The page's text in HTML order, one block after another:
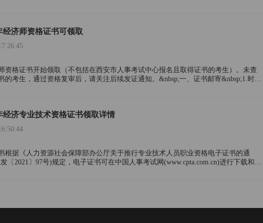
经济师资格证书可领取
资格证书开始领取（不包括在西安市人事考试中心报名且取得证书的考生）。未查
的考生，通过资格复审后，请关注后续发证通知。&nbsp;一、证书邮寄&nbsp;1.时间
经济专业技术资格证书领取详情
根据《人力资源社会保障部办公厅关于推行专业技术人员职业资格电子证书的通
〔2021〕97号)规定，电子证书可在中国人事考试网(www.cpta.com.cn)进行下载和查